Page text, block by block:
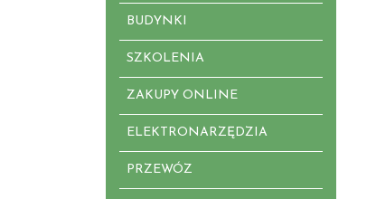
BUDYNKI
SZKOLENIA
ZAKUPY ONLINE
ELEKTRONARZĘDZIA
PRZEWÓZ